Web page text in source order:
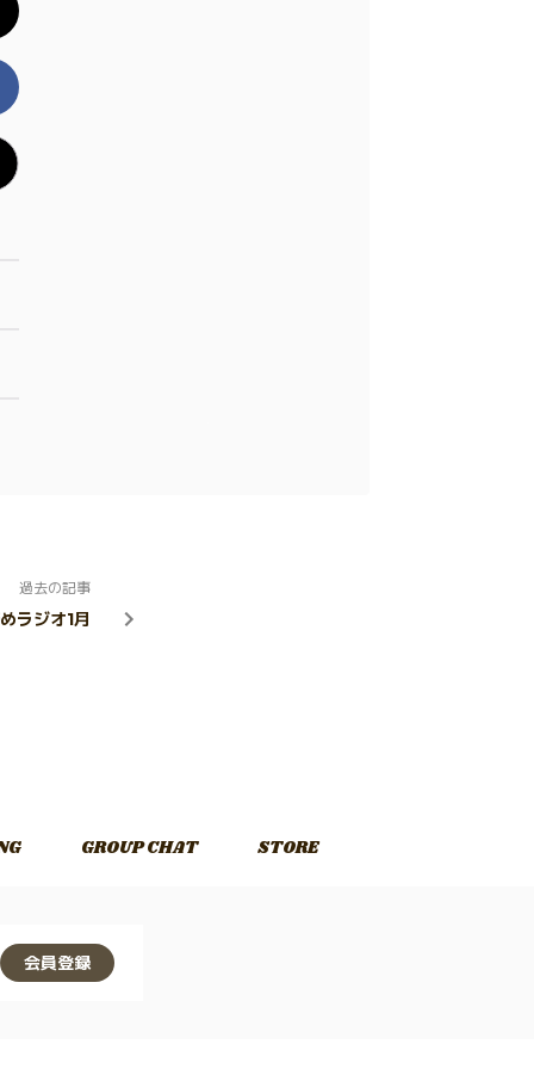
過去の記事
ラジオ1月
GROUP CHAT STORE
会員登録